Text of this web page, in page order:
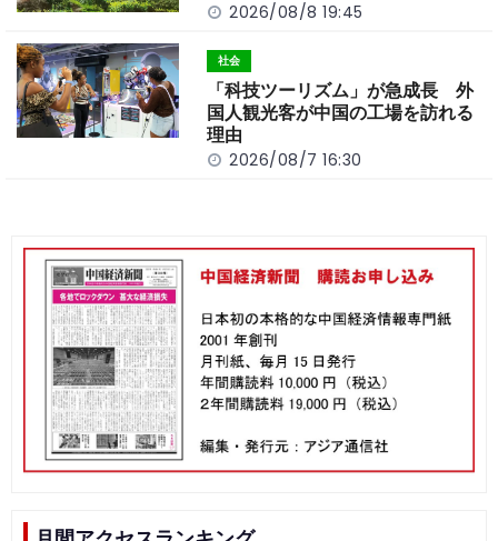
2026/08/8 19:45
社会
「科技ツーリズム」が急成長 外
国人観光客が中国の工場を訪れる
理由
2026/08/7 16:30